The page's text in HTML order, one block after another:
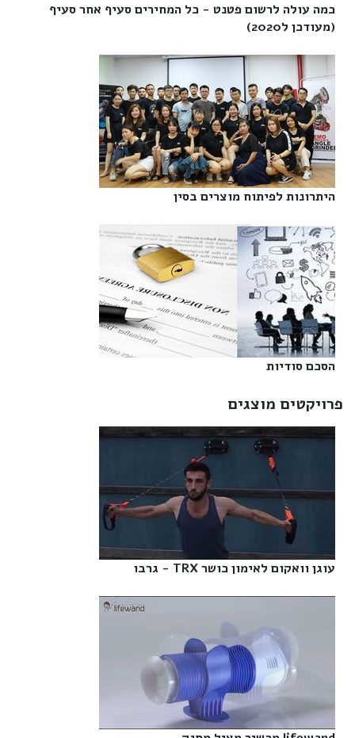
כמה עולה לרשום פטנט - כל המחירים סעיף אחר סעיף
(מעודכן ל2020)‎
היתרונות לפיתוח מוצרים בסין‎
הסכם סודיות‎
פרויקטים מוצגים
עוגן וואקום לאימון כושר TRX - גרבו‎